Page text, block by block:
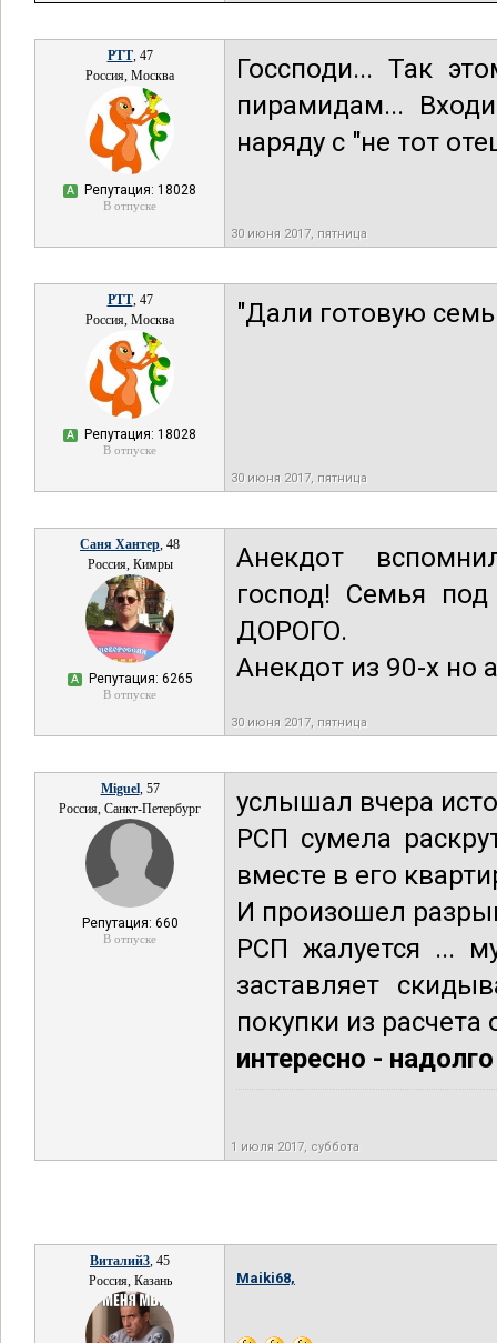
РТТ, 47
Россия, Москва
А Репутация: 18028
В отпуске
Госсподи... Так
пирамидам...
наряду с "не тот
30 июня 2017, пятница
РТТ, 47
Россия, Москва
А Репутация: 18028
В отпуске
"Дали готовую
30 июня 2017, пятница
Саня Хантер, 48
Россия, Кимры
А Репутация: 6265
В отпуске
Анекдот
господ! Семья
ДОРОГО.
Анекдот из 90-х но
30 июня 2017, пятница
Miguel, 57
Россия, Санкт-Петербург
Репутация: 660
В отпуске
услышал вчера
РСП сумела
вместе в его
И произошел
РСП жалуется ...
заставляет
покупки из расчета
интересно -
1 июля 2017, суббота
Виталий3, 45
Россия, Казань
Maiki68,